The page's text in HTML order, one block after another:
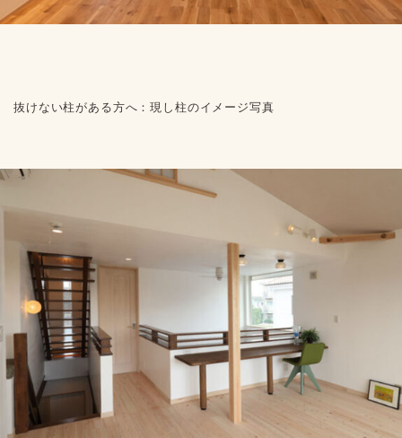
抜けない柱がある方へ：現し柱のイメージ写真